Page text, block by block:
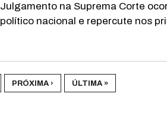
Julgamento na Suprema Corte
político nacional e repercute nos
PRÓXIMA › ÚLTIMA »